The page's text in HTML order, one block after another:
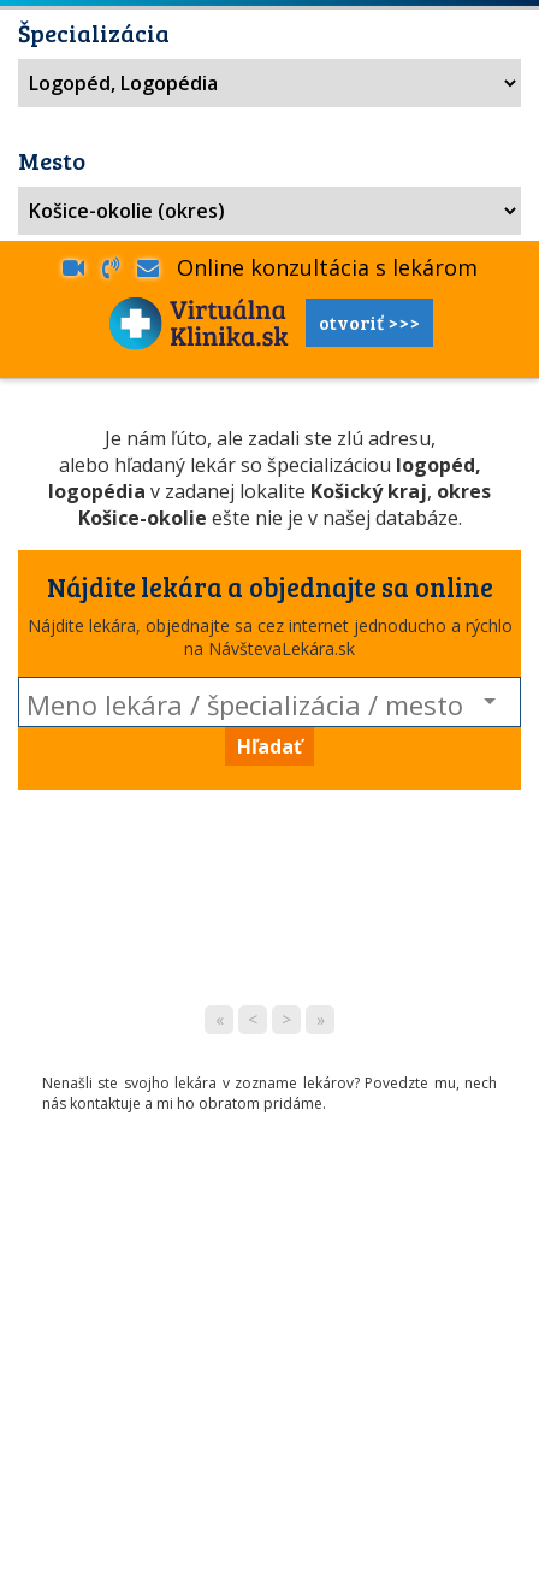
Špecializácia
Mesto
Online konzultácia s lekárom
otvoriť >>>
Je nám ľúto, ale zadali ste zlú adresu,
alebo hľadaný lekár so špecializáciou logopéd,
logopédia v zadanej lokalite Košický kraj, okres
Košice-okolie ešte nie je v našej databáze.
Nájdite lekára a objednajte sa online
Nájdite lekára, objednajte sa cez internet jednoducho a rýchlo
na NávštevaLekára.sk
Hľadať
« < > »
Nenašli ste svojho lekára v zozname lekárov? Povedzte mu, nech
nás kontaktuje a mi ho obratom pridáme.